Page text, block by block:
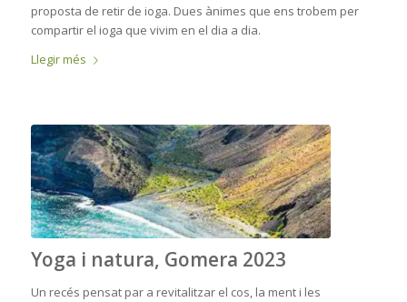
proposta de retir de ioga. Dues ànimes que ens trobem per
compartir el ioga que vivim en el dia a dia.
Llegir més
Yoga i natura, Gomera 2023
Un recés pensat par a revitalitzar el cos, la ment i les